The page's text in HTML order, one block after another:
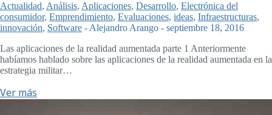
Actualidad, Análisis, Aplicaciones, Desarrollo, Electrónica del
consumidor, Emprendimiento, Evaluaciones, ideas, Infraestructuras,
innovación, Software - Alejandro Arango - septiembre 18, 2016
Las aplicaciones de la realidad aumentada parte 1 Anteriormente
habíamos hablado sobre las aplicaciones de la realidad aumentada en la
estrategia militar…
Ver más